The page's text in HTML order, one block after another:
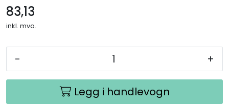
83,13
inkl. mva.
- +
Legg i handlevogn